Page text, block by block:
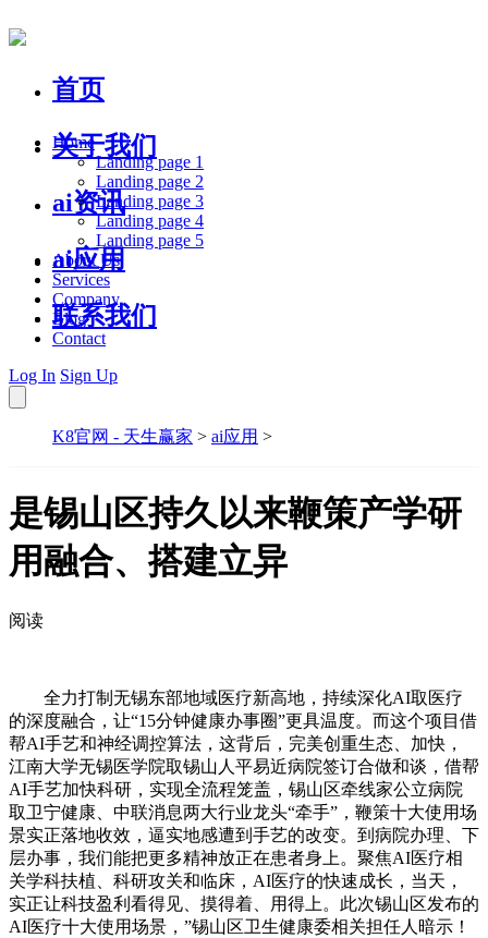
首页
关于我们
ai资讯
ai应用
联系我们
Home
Landing page 1
Landing page 2
Landing page 3
Landing page 4
Landing page 5
About Us
Services
Company
Blog
Contact
Log In Sign Up
K8官网 - 天生赢家 > ai应用 >
是锡山区持久以来鞭策产学研
用融合、搭建立异
阅读
全力打制无锡东部地域医疗新高地，持续深化AI取医疗
的深度融合，让“15分钟健康办事圈”更具温度。而这个项目借
帮AI手艺和神经调控算法，这背后，完美创重生态、加快，
江南大学无锡医学院取锡山人平易近病院签订合做和谈，借帮
AI手艺加快科研，实现全流程笼盖，锡山区牵线家公立病院
取卫宁健康、中联消息两大行业龙头“牵手”，鞭策十大使用场
景实正落地收效，逼实地感遭到手艺的改变。到病院办理、下
层办事，我们能把更多精神放正在患者身上。聚焦AI医疗相
关学科扶植、科研攻关和临床，AI医疗的快速成长，当天，
实正让科技盈利看得见、摸得着、用得上。此次锡山区发布的
AI医疗十大使用场景，”锡山区卫生健康委相关担任人暗示！